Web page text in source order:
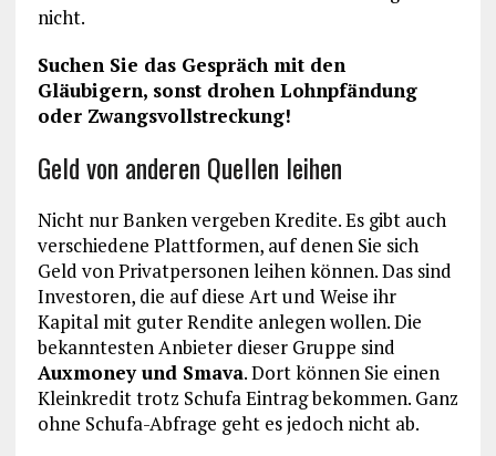
nicht.
Suchen Sie das Gespräch mit den
Gläubigern, sonst drohen Lohnpfändung
oder Zwangsvollstreckung!
Geld von anderen Quellen leihen
Nicht nur Banken vergeben Kredite. Es gibt auch
verschiedene Plattformen, auf denen Sie sich
Geld von Privatpersonen leihen können. Das sind
Investoren, die auf diese Art und Weise ihr
Kapital mit guter Rendite anlegen wollen. Die
bekanntesten Anbieter dieser Gruppe sind
Auxmoney und Smava. Dort können Sie einen
Kleinkredit trotz Schufa Eintrag bekommen. Ganz
ohne Schufa-Abfrage geht es jedoch nicht ab.